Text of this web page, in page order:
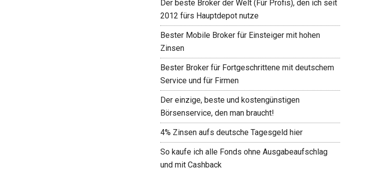
Der beste Broker der Welt (Für Profis), den ich seit
2012 fürs Hauptdepot nutze
Bester Mobile Broker für Einsteiger mit hohen
Zinsen
Bester Broker für Fortgeschrittene mit deutschem
Service und für Firmen
Der einzige, beste und kostengünstigen
Börsenservice, den man braucht!
4% Zinsen aufs deutsche Tagesgeld hier
So kaufe ich alle Fonds ohne Ausgabeaufschlag
und mit Cashback